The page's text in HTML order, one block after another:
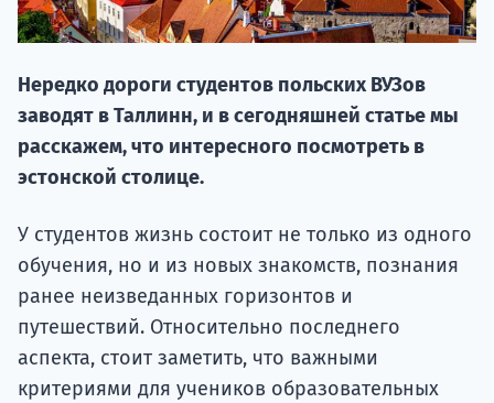
Нередко дороги студентов польских ВУЗов
заводят в Таллинн, и в сегодняшней статье мы
расскажем, что интересного посмотреть в
эстонской столице.
У студентов жизнь состоит не только из одного
обучения, но и из новых знакомств, познания
ранее неизведанных горизонтов и
путешествий. Относительно последнего
аспекта, стоит заметить, что важными
критериями для учеников образовательных